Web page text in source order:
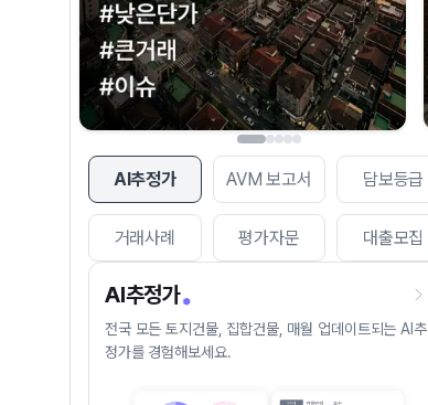
AI추정가 AVM 보고서 담보등급
거래사례 평가자문 대출모집
AI추정가
전국 모든 토지건물, 집합건물, 매월 업데이트되는 AI추
정가를 경험해보세요.